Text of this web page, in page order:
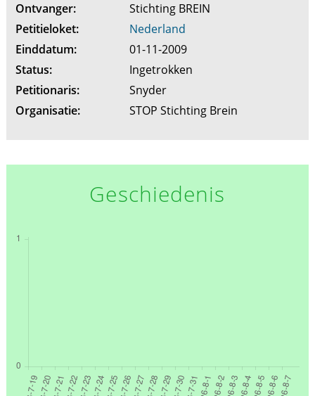
Ontvanger:
Stichting BREIN
Petitieloket:
Nederland
Einddatum:
01-11-2009
Status:
Ingetrokken
Petitionaris:
Snyder
Organisatie:
STOP Stichting Brein
Geschiedenis